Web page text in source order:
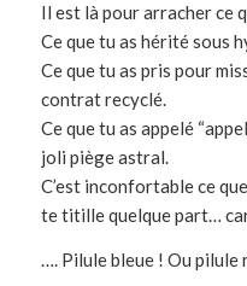
Il est là pour arracher ce
Ce que tu as hérité sous
Ce que tu as pris pour
contrat recyclé.
Ce que tu as appelé
joli piège astral.
C’est inconfortable ce
te titille quelque part…
…. Pilule bleue ! Ou pilule